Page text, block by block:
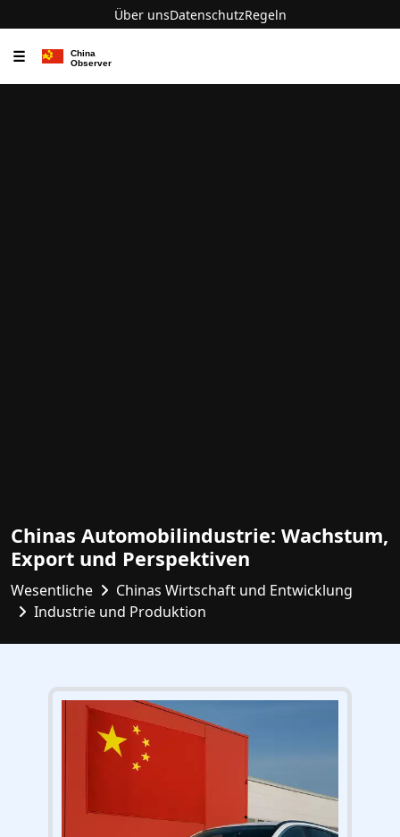
Über unsDatenschutzRegeln
☰
Chinas Automobilindustrie: Wachstum,
Export und Perspektiven
Wesentliche
Chinas Wirtschaft und Entwicklung
Industrie und Produktion